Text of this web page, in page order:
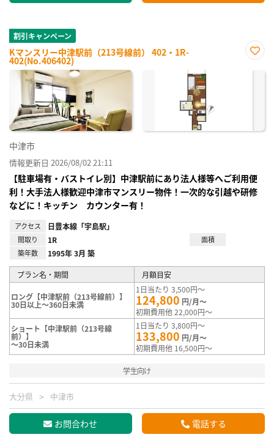
割引キャンペーン
Kマンスリー中津駅前（213号線前） 402・1R-
402(No.406402)
に入
中津市
情報更新日 2026/08/02 21:11
【駐車場有・バストイレ別】中津駅前にあり法人様等へご利用便
利！大手法人様歓迎中津市マンスリー物件！一次的な引越や研修
などに！キッチン カウンター有！
アクセス 日豊本線「宇島駅」
間取り 1R
面積
築年数
1995年 3月 築
プラン名・期間 月額目安
ロング【中津駅前（213号線前）】
30日以上～360日未満
1日当たり 3,500円～
124,800 円/月～
初期費用他 22,000円～
ショート【中津駅前（213号線
前）】
～30日未満
1日当たり 3,800円～
133,800 円/月～
初期費用他 16,500円～
学生向け
大分県 中津市
お問合わせ 電話する